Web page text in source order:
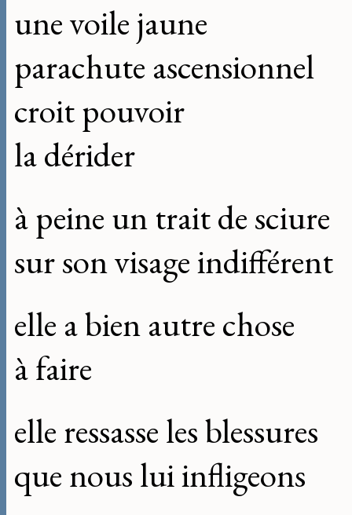
une voile jaune
parachute ascensionnel
croit pouvoir
la dérider
à peine un trait de sciure
sur son visage indifférent
elle a bien autre chose
à faire
elle ressasse les blessures
que nous lui infligeons